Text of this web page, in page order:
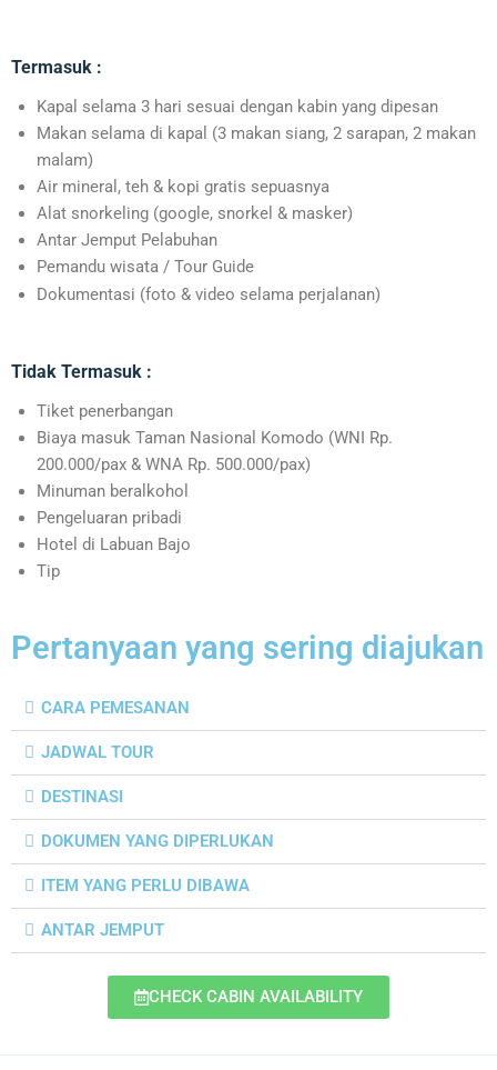
Termasuk :
Kapal selama 3 hari sesuai dengan kabin yang dipesan
Makan selama di kapal (3 makan siang, 2 sarapan, 2 makan
malam)
Air mineral, teh & kopi gratis sepuasnya
Alat snorkeling (google, snorkel & masker)
Antar Jemput Pelabuhan
Pemandu wisata / Tour Guide
Dokumentasi (foto & video selama perjalanan)
Tidak Termasuk :
Tiket penerbangan
Biaya masuk Taman Nasional Komodo (WNI Rp.
200.000/pax & WNA Rp. 500.000/pax)
Minuman beralkohol
Pengeluaran pribadi
Hotel di Labuan Bajo
Tip
Pertanyaan yang sering diajukan
CARA PEMESANAN
JADWAL TOUR
DESTINASI
DOKUMEN YANG DIPERLUKAN
ITEM YANG PERLU DIBAWA
ANTAR JEMPUT
CHECK CABIN AVAILABILITY